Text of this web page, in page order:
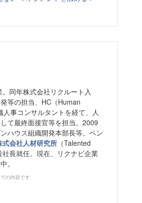
同年株式会社リクルート入
等の担当、HC（Human
事コンサルタントを経て、人
て最終面接官等を担当。2009
ハウス組織開発本部長等。ベン
式会社人材研究所 （Talented
長就任。現在、リクナビ企業
。
の内容です